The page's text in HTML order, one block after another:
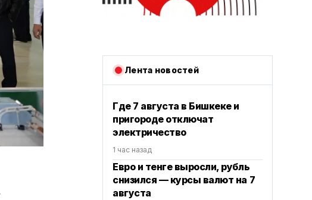
Лента новостей
Где 7 августа в Бишкеке и
пригороде отключат
электричество
1 час назад
Евро и тенге выросли, рубль
снизился — курсы валют на 7
августа